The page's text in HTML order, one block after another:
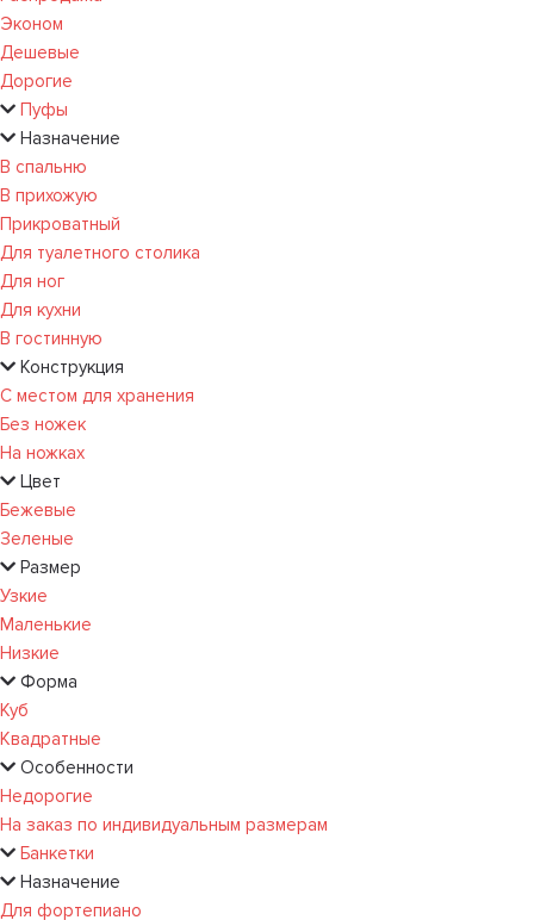
Эконом
Дешевые
Дорогие
Пуфы
Назначение
В спальню
В прихожую
Прикроватный
Для туалетного столика
Для ног
Для кухни
В гостинную
Конструкция
С местом для хранения
Без ножек
На ножках
Цвет
Бежевые
Зеленые
Размер
Узкие
Маленькие
Низкие
Форма
Куб
Квадратные
Особенности
Недорогие
На заказ по индивидуальным размерам
Банкетки
Назначение
Для фортепиано